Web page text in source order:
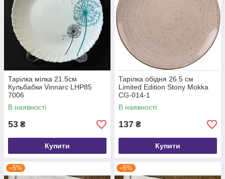
Тарілка мілка 21.5см
Кульбабки Vinnarc LHP85
7006
В наявності
53 ₴
Купити
Тарілка обідня 26.5 см
Limited Edition Stony Mokka
CG-014-1
В наявності
137 ₴
Купити
–5% –5%